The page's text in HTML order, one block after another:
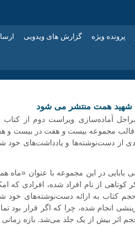
پرونده ویژه گزارش های ویدویی
شهید همت منتشر می شود
آماده‌سازی ویراست دوم از کتاب
قالب مجموعه بیست و هفت در بیست و
از دست‌نوشته‌ها و یادداشت‌های خود
بابایی در این مجموعه با عنوان «ماه
از نام افراد شده، افرادی که
حجم کتاب به ارائه دست‌نوشته‌های خود
انجام شده، چرا که اگر قرار بود
اثر بیش از یک جلد می‌شد. بازه زمانی